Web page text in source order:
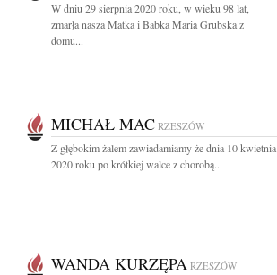
W dniu 29 sierpnia 2020 roku, w wieku 98 lat,
zmarła nasza Matka i Babka Maria Grubska z
domu...
MICHAŁ MAC RZESZÓW
Z głębokim żalem zawiadamiamy że dnia 10 kwietnia
2020 roku po krótkiej walce z chorobą...
WANDA KURZĘPA RZESZÓW